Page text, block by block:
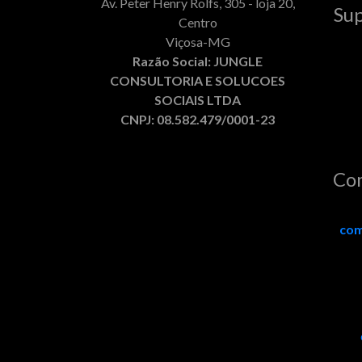
Centro
Viçosa-MG
Razão Social: JUNGLE
CONSULTORIA E SOLUCOES
SOCIAIS LTDA
CNPJ: 08.582.479/0001-23